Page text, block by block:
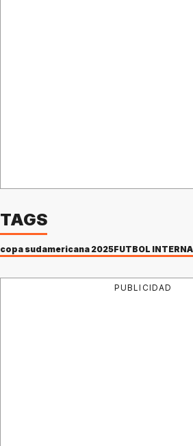
TAGS
copa sudamericana 2025FÚTBOL
PUBLICIDAD